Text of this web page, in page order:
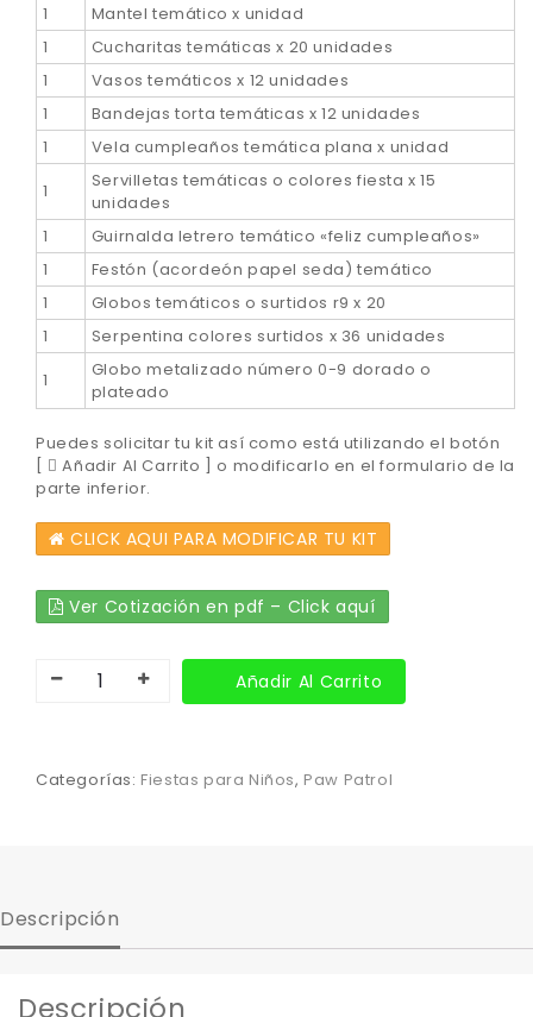
1
Mantel temático x unidad
1
Cucharitas temáticas x 20 unidades
1
Vasos temáticos x 12 unidades
1
Bandejas torta temáticas x 12 unidades
1
Vela cumpleaños temática plana x unidad
1
Servilletas temáticas o colores fiesta x 15
unidades
1
Guirnalda letrero temático «feliz cumpleaños»
1
Festón (acordeón papel seda) temático
1
Globos temáticos o surtidos r9 x 20
1
Serpentina colores surtidos x 36 unidades
1
Globo metalizado número 0-9 dorado o
plateado
Puedes solicitar tu kit así como está utilizando el botón
[
Añadir Al Carrito ] o modificarlo en el formulario de la
parte inferior.
CLICK AQUI PARA MODIFICAR TU KIT
Ver Cotización en pdf – Click aquí
Añadir Al Carrito
Categorías: Fiestas para Niños, Paw Patrol
Descripción
Descripción